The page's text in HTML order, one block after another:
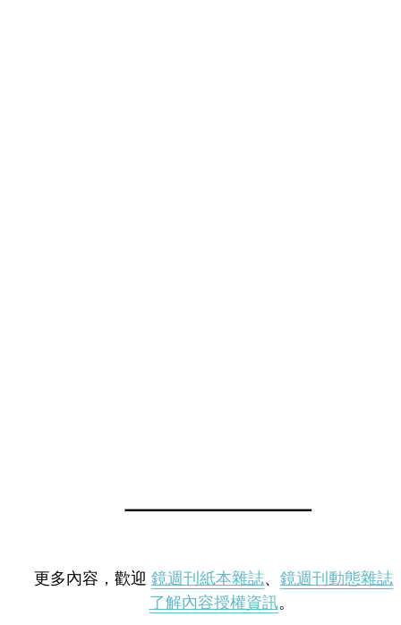
更多內容，歡迎 鏡週刊紙本雜誌、 鏡週刊動態雜誌
了解內容授權資訊。